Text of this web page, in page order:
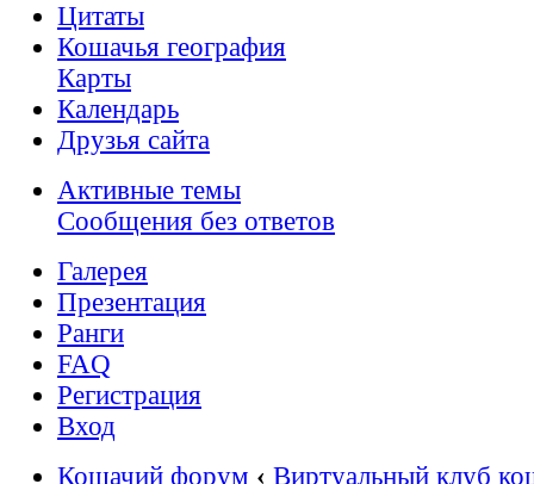
Цитаты
Кошачья география
Карты
Календарь
Друзья сайта
Активные темы
Сообщения без ответов
Галерея
Презентация
Ранги
FAQ
Регистрация
Вход
Кошачий форум ‹ Виртуальный клуб